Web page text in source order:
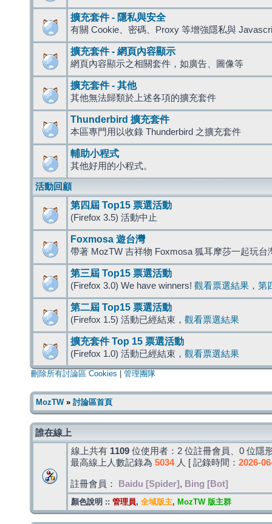
擴充套件 - 隱私與安全
有關 Cookie、密碼、Proxy 等增強隱私與
擴充套件 - 網頁內容顯示
網頁內容顯示之相關套件，如廣告、圖像等
擴充套件 - 其他
其他無法歸類於上述各項的擴充套件
Thunderbird 擴充套件
本區專門用以收錄 Thunderbird 之擴充套件
輔助小程式
其他好用的小程式。
活動回顧
第四屆 Top15 票選活動
(Firefox 3.5) 活動中止
Foxmosa 遊台灣
帶著 MozTW 吉祥物 Foxmosa 狐耳摩莎一起玩台
第三屆 Top15 票選活動
(Firefox 3.0) We have winners! 觀看票選結果 ， 第
第二屆 Top15 票選活動
(Firefox 1.5) 活動已經結束， 觀看票選結果
擴充套件 Top 15 票選活動
(Firefox 1.0) 活動已經結束， 觀看票選結果
刪除所有討論區 Cookies 管理團隊
MozTW» 討論區首頁
誰在線上
線上共有 1109 位使用者：2 位註冊會員、0 位隱
最高線上人數記錄為 5034人 [ 記錄時間： 2026-
註冊會員： Baidu [Spider] , Bing [Bot]
顏色說明 :: 管理員, 全域版主, MozTW 版主群